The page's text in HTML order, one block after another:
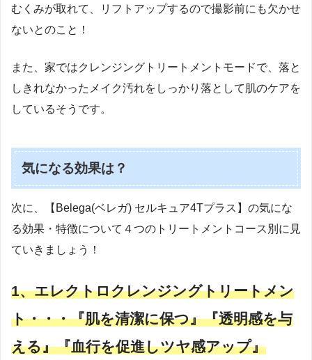
むくみが取れて、リフトアップするので撮影前にも欠かせ
ないとのこと！
また、家ではクレンジングトリートメントモードで、落と
しきれなかったメイク汚れをしっかり落として肌のケアを
しているそうです。
気になる効果は？
次に、【Belega(ベレガ) セルキュア4Tプラス】の気にな
る効果・特徴について４つのトリートメントコース別に見
ていきましょう！
1、エレクトロクレンジングトリートメン
ト・・・『肌を清潔に保つ』『透明感を与
える』『血行を促進しツヤ感アップ』